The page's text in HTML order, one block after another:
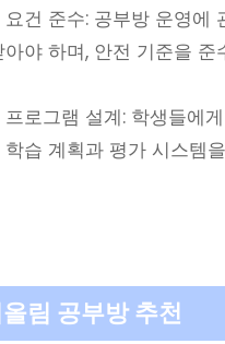
요건 준수: 공부방 운영에
아야 하며, 안전 기준을 준
프로그램 설계: 학생들에
학습 계획과 평가 시스템
림 공부방 추천